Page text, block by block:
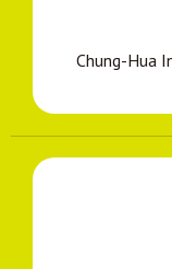
Chung-Hua